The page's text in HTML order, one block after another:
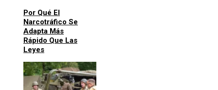
Por Qué El
Narcotráfico Se
Adapta Más
Rápido Que Las
Leyes